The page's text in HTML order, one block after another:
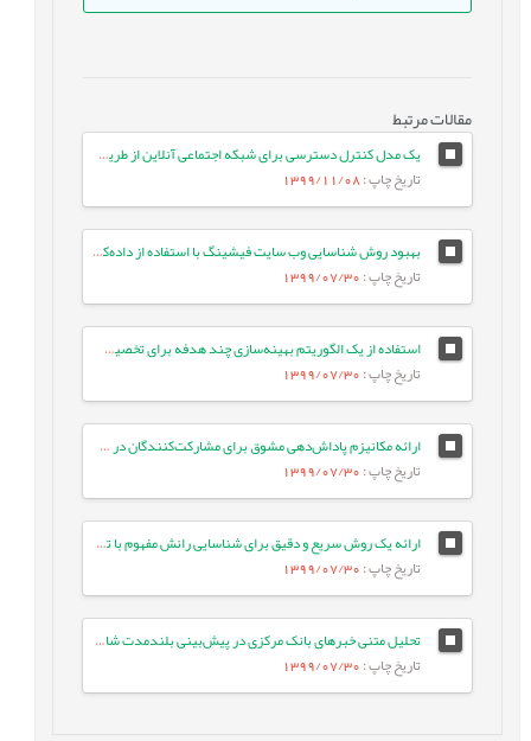
مقالات مرتبط
یک مدل کنترل دسترسی برای شبکه اجتماعی آنلاین از طریق ارتباطات کاربربه‌کاربر
تاریخ چاپ: 1399/11/08
بهبود روش شناسایی وب سایت فیشینگ با استفاده از داده‌کاوی روی صفحات وب
تاریخ چاپ: 1399/07/30
استفاده از یک الگوریتم بهینه‌سازی چند هدفه برای تخصیص کارها در سیستم‌های مبتنی بر ابر با هدف کاهش انرژی مصرفی
تاریخ چاپ: 1399/07/30
ارائه مکانیزم پاداش‌دهی مشوق برای مشارکت‌کنندگان در سیستم محاسبات انسانی تشخیص نفوذ بر اساس نظریه بازی‌ها
تاریخ چاپ: 1399/07/30
ارائه یک روش سریع و دقیق برای شناسایی رانش مفهوم با تحلیل سابقه‌ی رویدادها
تاریخ چاپ: 1399/07/30
تحلیل متنی خبرهای بانک مرکزی در پیش‌بینی بلندمدت شاخص بورس اوراق بهادار تهران
تاریخ چاپ: 1399/07/30